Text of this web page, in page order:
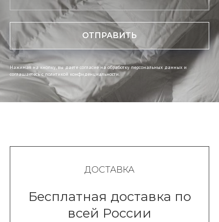
ОТПРАВИТЬ
Нажимая на кнопку, вы даете согласие на обработку персональных данных и
соглашаетесь c политикой конфиденциальности.
ДОСТАВКА
Бесплатная доставка по
всей России